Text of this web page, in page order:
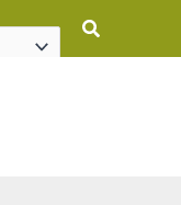
Rechercher